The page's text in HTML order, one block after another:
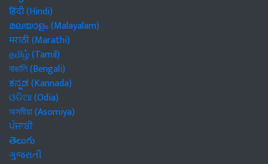
हिंदी (Hindi)
മലയാളം (Malayalam)
मराठी (Marathi)
தமிழ் (Tamil)
বাঙালি (Bengali)
ಕನ್ನಡ (Kannada)
ଓଡିଆ (Odia)
অসমীয়া (Asomiya)
ਪੰਜਾਬੀ
తెలుగు
ગુજરાતી